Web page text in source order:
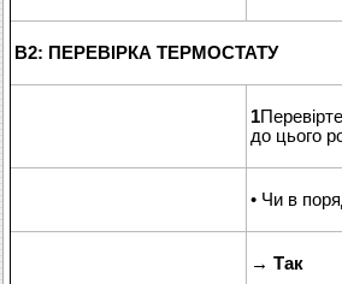
B2: ПЕРЕВІРКА ТЕРМОСТАТУ
1
до цього
• Чи в
→ Так